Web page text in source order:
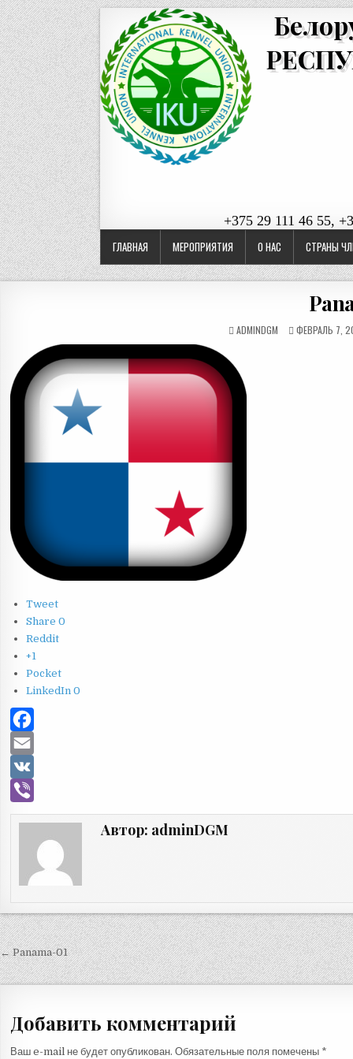
+375 29 111 46 55,
ГЛАВНАЯ
МЕРОПРИЯТИЯ О НАС СТРАНЫ
ADMINDGM ФЕВРАЛЬ 7,
Tweet
Share 0
Reddit
+1
Pocket
LinkedIn 0
F
a
c
e
E
m
a
V
K
V
Автор: adminDGM
Н
а
и
← Panama-01
Добавить комментарий
Ваш e-mail не будет опубликован. Обязательные поля помечены *